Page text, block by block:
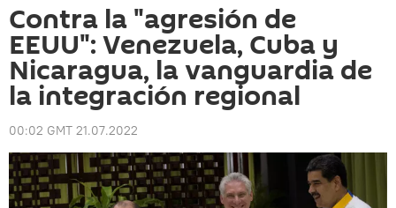
Contra la "agresión de
EEUU": Venezuela, Cuba y
Nicaragua, la vanguardia de
la integración regional
00:02 GMT 21.07.2022